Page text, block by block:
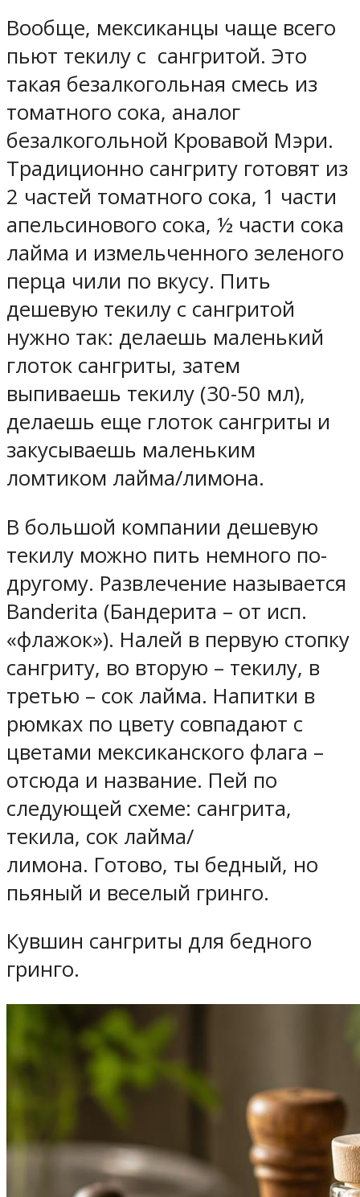
Вообще, мексиканцы чаще всего
пьют текилу с сангритой. Это
такая безалкогольная смесь из
томатного сока, аналог
безалкогольной Кровавой Мэри.
Традиционно сангриту готовят из
2 частей томатного сока, 1 части
апельсинового сока, ½ части сока
лайма и измельченного зеленого
перца чили по вкусу. Пить
дешевую текилу с сангритой
нужно так: делаешь маленький
глоток сангриты, затем
выпиваешь текилу (30-50 мл),
делаешь еще глоток сангриты и
закусываешь маленьким
ломтиком лайма/лимона.
В большой компании дешевую
текилу можно пить немного по-
другому. Развлечение называется
Banderita (Бандерита – от исп.
«флажок»). Налей в первую стопку
сангриту, во вторую – текилу, в
третью – сок лайма. Напитки в
рюмках по цвету совпадают с
цветами мексиканского флага –
отсюда и название. Пей по
следующей схеме: сангрита,
текила, сок лайма/
лимона. Готово, ты бедный, но
пьяный и веселый гринго.
Кувшин сангриты для бедного
гринго.